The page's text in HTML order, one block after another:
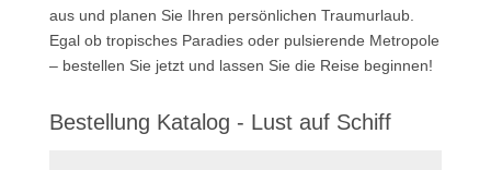
aus und planen Sie Ihren persönlichen Traumurlaub.
Egal ob tropisches Paradies oder pulsierende Metropole
– bestellen Sie jetzt und lassen Sie die Reise beginnen!
Bestellung Katalog - Lust auf Schiff